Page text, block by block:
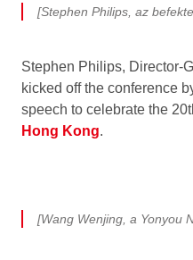
[Stephen Philips, az
Stephen Philips, Director-
kicked off the conference
speech to celebrate the
Hong Kong.
[Wang Wenjing, a Yonyou